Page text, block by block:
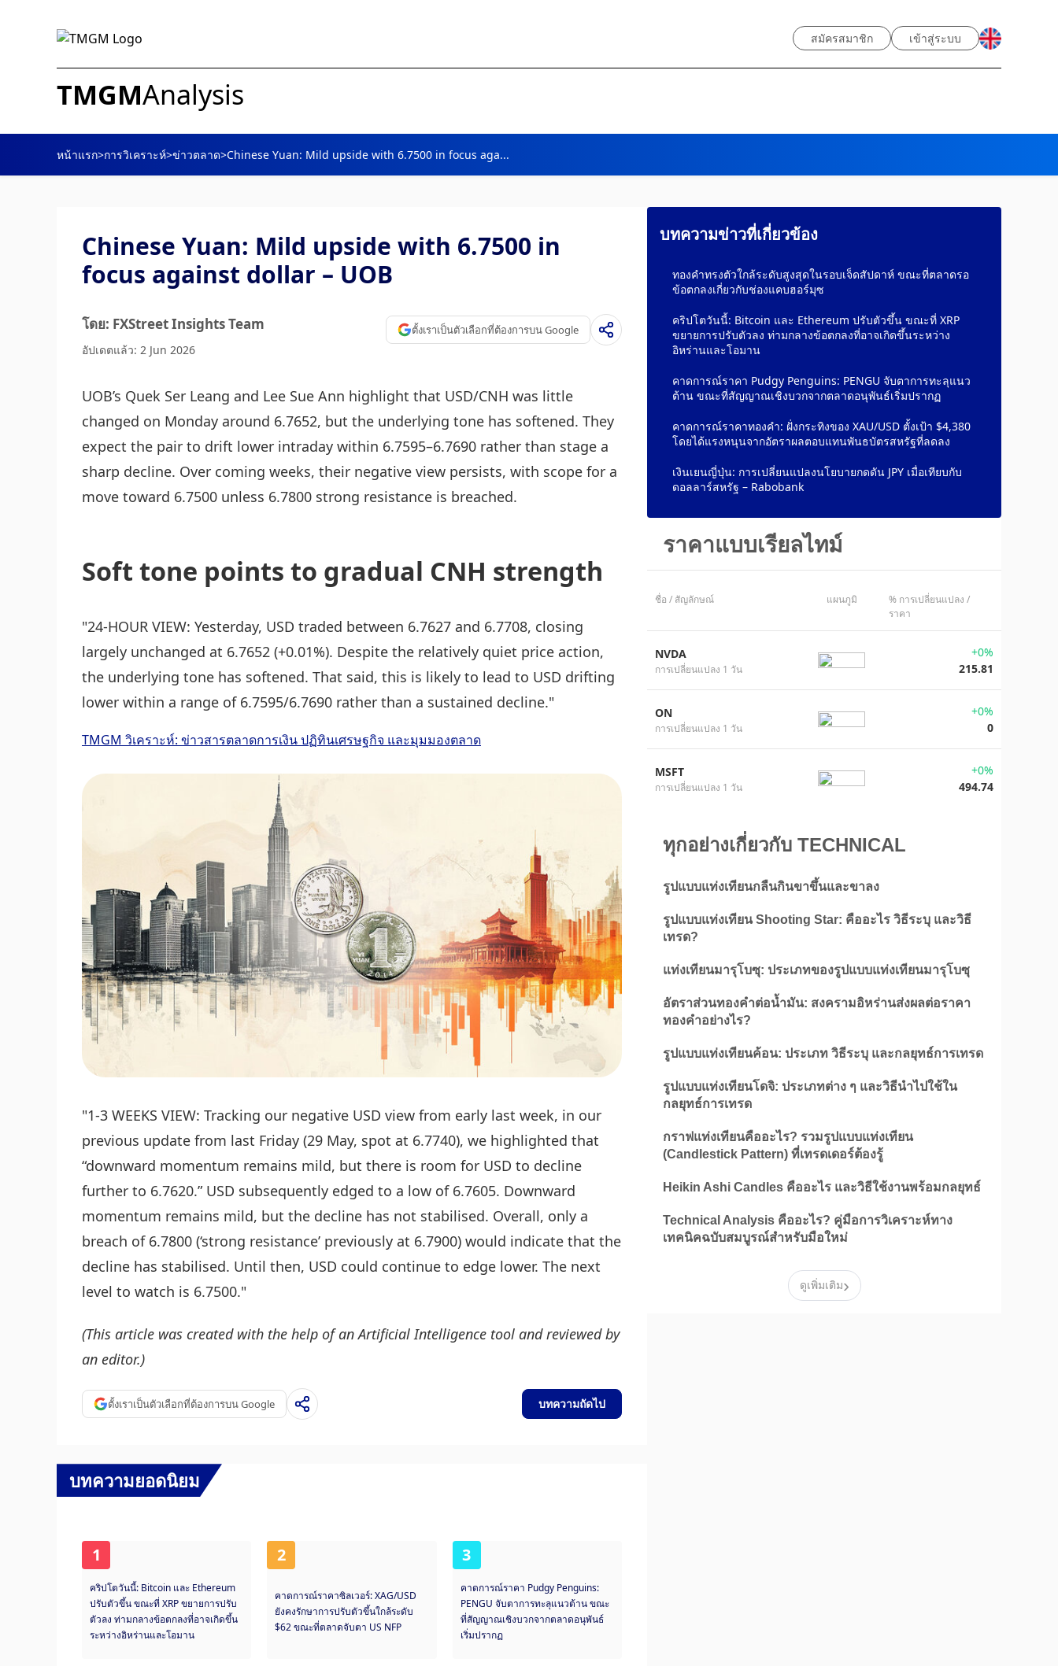
สมัครสมาชิก เข้าสู่ระบบ
TMGMAnalysis
หน้าแรก>การวิเคราะห์>ข่าวตลาด>Chinese Yuan: Mild upside with 6.7500 in focus aga...
Chinese Yuan: Mild upside with 6.7500 in
focus against dollar – UOB
โดย: FXStreet Insights Team
อัปเดตแล้ว: 2 Jun 2026
ตั้งเราเป็นตัวเลือกที่ต้องการบน Google
UOB’s Quek Ser Leang and Lee Sue Ann highlight that USD/CNH was little
changed on Monday around 6.7652, but the underlying tone has softened. They
expect the pair to drift lower intraday within 6.7595–6.7690 rather than stage a
sharp decline. Over coming weeks, their negative view persists, with scope for a
move toward 6.7500 unless 6.7800 strong resistance is breached.
Soft tone points to gradual CNH strength
"24-HOUR VIEW: Yesterday, USD traded between 6.7627 and 6.7708, closing
largely unchanged at 6.7652 (+0.01%). Despite the relatively quiet price action,
the underlying tone has softened. That said, this is likely to lead to USD drifting
lower within a range of 6.7595/6.7690 rather than a sustained decline."
TMGM วิเคราะห์: ข่าวสารตลาดการเงิน ปฏิทินเศรษฐกิจ และมุมมองตลาด
"1-3 WEEKS VIEW: Tracking our negative USD view from early last week, in our
previous update from last Friday (29 May, spot at 6.7740), we highlighted that
“downward momentum remains mild, but there is room for USD to decline
further to 6.7620.” USD subsequently edged to a low of 6.7605. Downward
momentum remains mild, but the decline has not stabilised. Overall, only a
breach of 6.7800 (‘strong resistance’ previously at 6.7900) would indicate that the
decline has stabilised. Until then, USD could continue to edge lower. The next
level to watch is 6.7500."
(This article was created with the help of an Artificial Intelligence tool and reviewed by
an editor.)
ตั้งเราเป็นตัวเลือกที่ต้องการบน Google บทความถัดไป
บทความยอดนิยม
1
คริปโตวันนี้: Bitcoin และ Ethereum
ปรับตัวขึ้น ขณะที่ XRP ขยายการปรับ
ตัวลง ท่ามกลางข้อตกลงที่อาจเกิดขึ้น
ระหว่างอิหร่านและโอมาน
2
คาดการณ์ราคาซิลเวอร์: XAG/USD
ยังคงรักษาการปรับตัวขึ้นใกล้ระดับ
$62 ขณะที่ตลาดจับตา US NFP
3
คาดการณ์ราคา Pudgy Penguins:
PENGU จับตาการทะลุแนวต้าน ขณะ
ที่สัญญาณเชิงบวกจากตลาดอนุพันธ์
เริ่มปรากฏ
บทความข่าวที่เกี่ยวข้อง
ทองคำทรงตัวใกล้ระดับสูงสุดในรอบเจ็ดสัปดาห์ ขณะที่ตลาดรอ
ข้อตกลงเกี่ยวกับช่องแคบฮอร์มุซ
คริปโตวันนี้: Bitcoin และ Ethereum ปรับตัวขึ้น ขณะที่ XRP
ขยายการปรับตัวลง ท่ามกลางข้อตกลงที่อาจเกิดขึ้นระหว่าง
อิหร่านและโอมาน
คาดการณ์ราคา Pudgy Penguins: PENGU จับตาการทะลุแนว
ต้าน ขณะที่สัญญาณเชิงบวกจากตลาดอนุพันธ์เริ่มปรากฏ
คาดการณ์ราคาทองคำ: ฝั่งกระทิงของ XAU/USD ตั้งเป้า $4,380
โดยได้แรงหนุนจากอัตราผลตอบแทนพันธบัตรสหรัฐที่ลดลง
เงินเยนญี่ปุ่น: การเปลี่ยนแปลงนโยบายกดดัน JPY เมื่อเทียบกับ
ดอลลาร์สหรัฐ – Rabobank
ราคาแบบเรียลไทม์
ชื่อ / สัญลักษณ์ แผนภูมิ
% การเปลี่ยนแปลง /
ราคา
NVDA
การเปลี่ยนแปลง 1 วัน
+0%
215.81
ON
การเปลี่ยนแปลง 1 วัน
+0%
0
MSFT
การเปลี่ยนแปลง 1 วัน
+0%
494.74
ทุกอย่างเกี่ยวกับ TECHNICAL
รูปแบบแท่งเทียนกลืนกินขาขึ้นและขาลง
รูปแบบแท่งเทียน Shooting Star: คืออะไร วิธีระบุ และวิธี
เทรด?
แท่งเทียนมารุโบซุ: ประเภทของรูปแบบแท่งเทียนมารุโบซุ
อัตราส่วนทองคำต่อน้ำมัน: สงครามอิหร่านส่งผลต่อราคา
ทองคำอย่างไร?
รูปแบบแท่งเทียนค้อน: ประเภท วิธีระบุ และกลยุทธ์การเทรด
รูปแบบแท่งเทียนโดจิ: ประเภทต่าง ๆ และวิธีนำไปใช้ใน
กลยุทธ์การเทรด
กราฟแท่งเทียนคืออะไร? รวมรูปแบบแท่งเทียน
(Candlestick Pattern) ที่เทรดเดอร์ต้องรู้
Heikin Ashi Candles คืออะไร และวิธีใช้งานพร้อมกลยุทธ์
Technical Analysis คืออะไร? คู่มือการวิเคราะห์ทาง
เทคนิคฉบับสมบูรณ์สำหรับมือใหม่
ดูเพิ่มเติม›